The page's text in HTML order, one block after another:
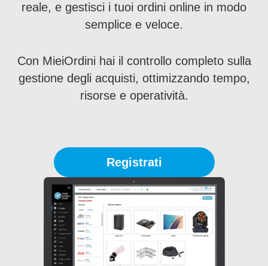
reale, e gestisci i tuoi ordini online in modo
semplice e veloce.
Con MieiOrdini hai il controllo completo sulla
gestione degli acquisti, ottimizzando tempo,
risorse e operatività.
Registrati